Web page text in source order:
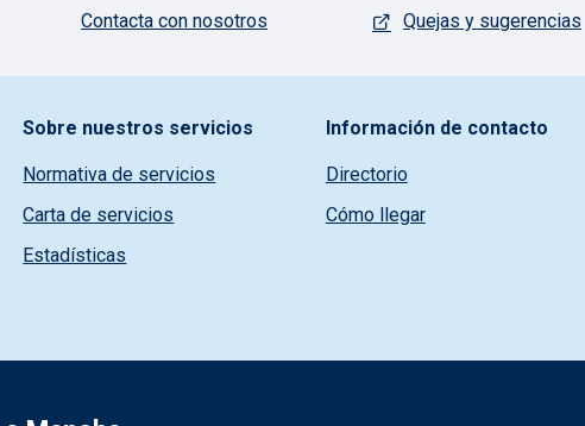
Contacta con nosotros Quejas y sugerencias
Sobre nuestros servicios
Normativa de servicios
Carta de servicios
Estadísticas
Información de contacto
Directorio
Cómo llegar